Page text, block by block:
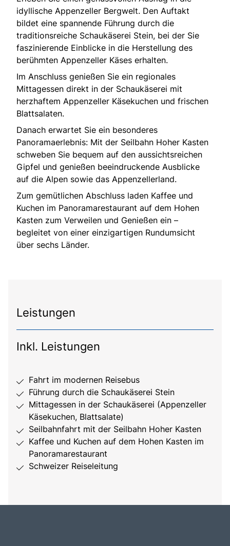
idyllische Appenzeller Bergwelt. Den Auftakt
bildet eine spannende Führung durch die
traditionsreiche Schaukäserei Stein, bei der Sie
faszinierende Einblicke in die Herstellung des
berühmten Appenzeller Käses erhalten.
Im Anschluss genießen Sie ein regionales
Mittagessen direkt in der Schaukäserei mit
herzhaftem Appenzeller Käsekuchen und frischen
Blattsalaten.
Danach erwartet Sie ein besonderes
Panoramaerlebnis: Mit der Seilbahn Hoher Kasten
schweben Sie bequem auf den aussichtsreichen
Gipfel und genießen beeindruckende Ausblicke
auf die Alpen sowie das Appenzellerland.
Zum gemütlichen Abschluss laden Kaffee und
Kuchen im Panoramarestaurant auf dem Hohen
Kasten zum Verweilen und Genießen ein –
begleitet von einer einzigartigen Rundumsicht
über sechs Länder.
Leistungen
Inkl. Leistungen
Fahrt im modernen Reisebus
Führung durch die Schaukäserei Stein
Mittagessen in der Schaukäserei (Appenzeller
Käsekuchen, Blattsalate)
Seilbahnfahrt mit der Seilbahn Hoher Kasten
Kaffee und Kuchen auf dem Hohen Kasten im
Panoramarestaurant
Schweizer Reiseleitung